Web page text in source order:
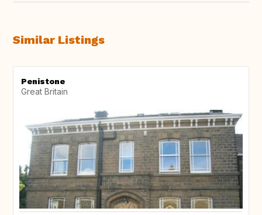
Similar Listings
Penistone
Great Britain